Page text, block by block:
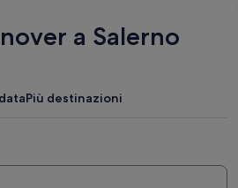
a Salerno
Più destinazioni